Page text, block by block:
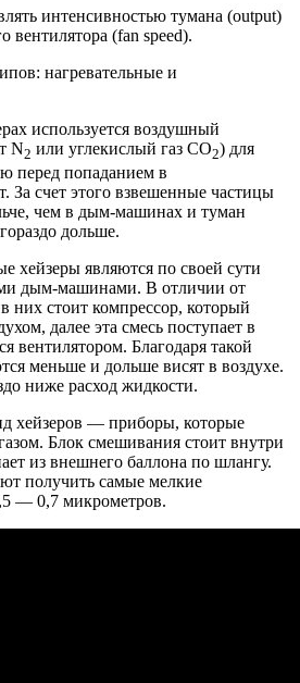
интенсивностью тумана (output)
вентилятора (fan speed).
нагревательные и
используется воздушный
N2 или углекислый газ CO2) для
перед попаданием в
За счет этого взвешенные частицы
чем в дым-машинах и туман
дольше.
хейзеры являются по своей сути
дым-машинами. В отличии от
стоит компрессор, который
далее эта смесь поступает в
вентилятором. Благодаря такой
меньше и дольше висят в воздухе.
ниже расход жидкости.
хейзеров — приборы, которые
Блок смешивания стоит внутри
из внешнего баллона по шлангу.
получить самые мелкие
— 0,7 микрометров.